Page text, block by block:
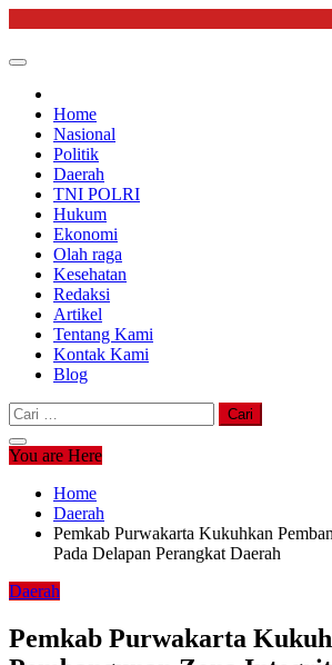
content
Home
Nasional
Politik
Daerah
TNI POLRI
Hukum
Ekonomi
Olah raga
Kesehatan
Redaksi
Artikel
Tentang Kami
Kontak Kami
Blog
Cari
untuk:
You are Here
Home
Daerah
Pemkab Purwakarta Kukuhkan
Pada Delapan Perangkat Daerah
Daerah
Pemkab Purwakarta